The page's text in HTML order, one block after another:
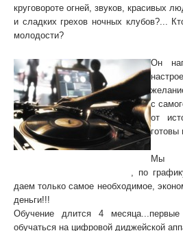
круговороте огней, звуков, красивых
и сладких грехов ночных клубов?...
молодости?
Он
с
от
готовы
Мы
, по
даем только самое необходимое,
деньги!!!
Обучение длится 4
обучаться на цифровой диджейской